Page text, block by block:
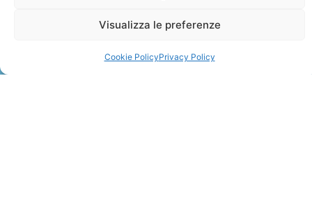
Visualizza le preferenze
Cookie PolicyPrivacy Policy